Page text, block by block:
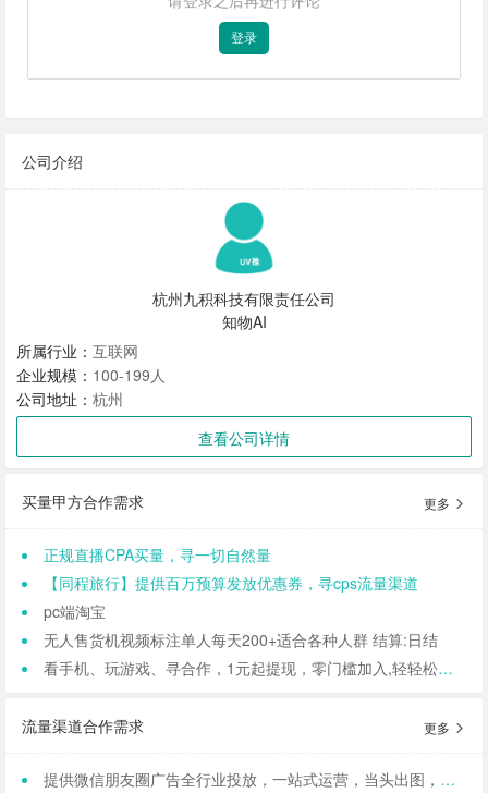
登录
公司介绍
杭州九积科技有限责任公司
知物AI
所属行业： 互联网
企业规模： 100-199人
公司地址： 杭州
查看公司详情
买量甲方合作需求 更多
正规直播CPA买量，寻一切自然量
【同程旅行】提供百万预算发放优惠券，寻cps流量渠道
pc端淘宝
无人售货机视频标注单人每天200+适合各种人群 结算:日结
看手机、玩游戏、寻合作，1元起提现，零门槛加入,轻轻松松日结,寻找合作小伙伴（CPA/CPL）
流量渠道合作需求 更多
提供微信朋友圈广告全行业投放，一站式运营，当头出图，包过审！